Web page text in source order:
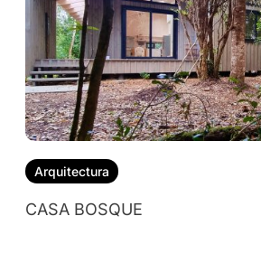
Arquitectura
CASA BOSQUE